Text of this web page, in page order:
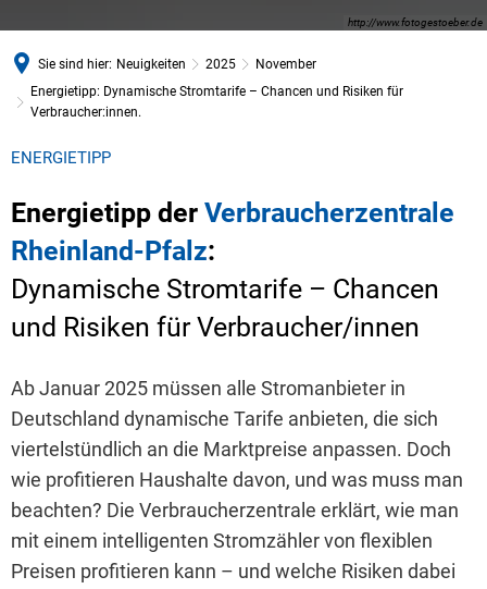
http://www.fotogestoeber.de
Sie sind hier: Neuigkeiten 2025
November
Energietipp: Dynamische Stromtarife – Chancen und Risiken für
Verbraucher:innen.
ENERGIETIPP
Energietipp der Verbraucherzentrale
Rheinland-Pfalz:
Dynamische Stromtarife – Chancen
und Risiken für Verbraucher/innen
Ab Januar 2025 müssen alle Stromanbieter in
Deutschland dynamische Tarife anbieten, die sich
viertelstündlich an die Marktpreise anpassen. Doch
wie profitieren Haushalte davon, und was muss man
beachten? Die Verbraucherzentrale erklärt, wie man
mit einem intelligenten Stromzähler von flexiblen
Preisen profitieren kann – und welche Risiken dabei